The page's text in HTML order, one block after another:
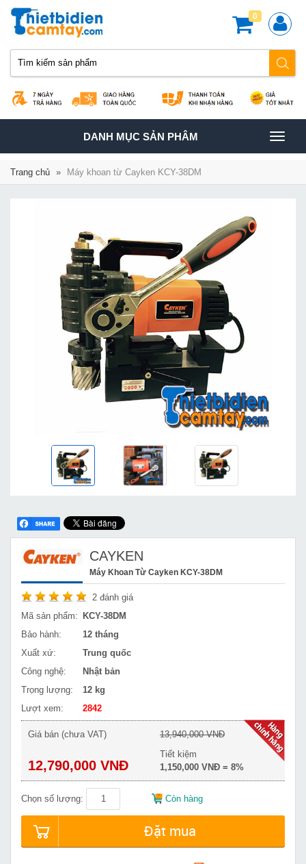
0
TOGGLE
NAVIGATION
DANH MỤC SẢN PHÂM
Trang chủ » Máy khoan từ Cayken KCY-38DM
CAYKEN
Máy Khoan Từ Cayken KCY-38DM
2 đánh giá
Mã sản phẩm:
KCY-38DM
Bảo hành:
12 tháng
Xuất xứ:
Trung quốc
Công nghệ:
Nhật bản
Trọng lượng:
12 kg
Lượt xem:
2842
Giá bán (chưa VAT)
12,790,000 VNĐ
13,940,000 VNĐ
Tiết kiệm
1,150,000 VNĐ = 8%
Chọn số lượng: Còn hàng
Đặt mua